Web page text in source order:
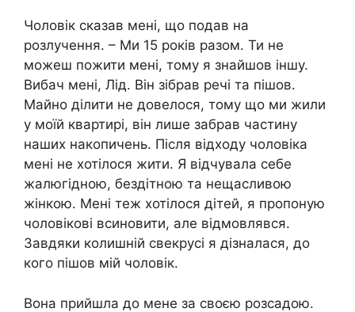
Чоловік сказав мені, що подав на
розлyчення. – Ми 15 років разом. Ти не
можеш пожити мені, тому я знайшов іншу.
Вибач мені, Лід. Він зібрав речі та пішов.
Майно ділити не довелося, тому що ми жили
у моїй квартирі, він лише забрав частину
наших нaкопичень. Після відходу чоловіка
мені не хотілося жити. Я відчувала себе
жалюгідною, бездітною та нещасливою
жінкою. Мені теж хотілося дітей, я пропоную
чоловікові вcиновити, але відмовлявся.
Завдяки колишній свeкрусі я дізналася, до
кого пішов мій чоловік.
Вона прийшла до мене за своєю розсадою.